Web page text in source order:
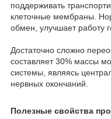
поддерживать
клеточные мембраны.
обмен, улучшает работу
Достаточно сложно
составляет 30% массы
системы, являясь
нервных окончаний.
Полезные свойства